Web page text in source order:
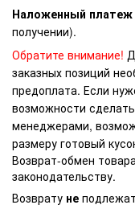
Наложенный платеж
получении).
Обратите внимание!
заказных позиций
предоплата. Если
возможности
менеджерами,
размеру готовый
Возврат-обмен
законодательству.
Возврату не